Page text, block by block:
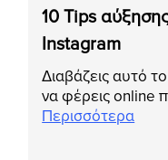
10 Tips
Instagram
Διαβάζεις αυτό
να φέρεις online
Περισσότερα